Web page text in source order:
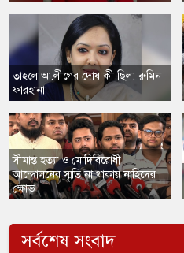
তাহলে আ.লীগের দোষ কী ছিল: রুমিন
ফারহানা
সীমান্ত হত্যা ও মোদিবিরোধী
আন্দোলনের স্মৃতি না থাকায় নাহিদের
ক্ষোভ
সর্বশেষ সংবাদ